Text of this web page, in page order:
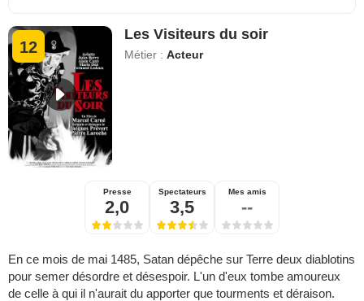
12
Les Visiteurs du soir
Métier :Acteur
Presse
2,0
Spectateurs
3,5
Mes amis
--
En ce mois de mai 1485, Satan dépêche sur Terre deux diablotins
pour semer désordre et désespoir. L'un d'eux tombe amoureux
de celle à qui il n'aurait du apporter que tourments et déraison.